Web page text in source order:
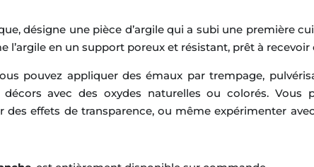
désigne une pièce d’argile qui a subi une première
l’argile en un support poreux et résistant, prêt à
pouvez appliquer des émaux par trempage,
avec des oxydes naturelles ou colorés. Vous
des effets de transparence, ou même expérimenter